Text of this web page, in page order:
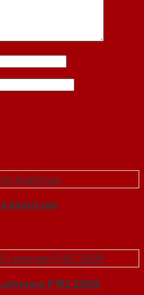
khach san
P1R2 23029